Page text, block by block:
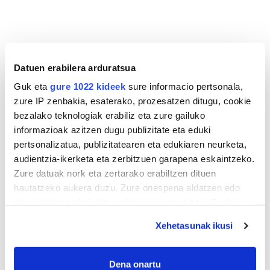
Datuen erabilera arduratsua
Guk eta gure 1022 kideek sure informacio pertsonala,
zure IP zenbakia, esaterako, prozesatzen ditugu, cookie
bezalako teknologiak erabiliz eta zure gailuko
informazioak azitzen dugu publizitate eta eduki
pertsonalizatua, publizitatearen eta edukiaren neurketa,
audientzia-ikerketa eta zerbitzuen garapena eskaintzeko.
Zure datuak nork eta zertarako erabiltzen dituen
hautatzeko aukera duzu. Zure onespena aldatzen edo
If you allow, we would also like to:
Collect information about your geographical
Xehetasunak ikusi
Dena onartu